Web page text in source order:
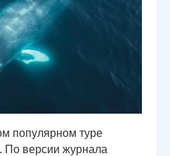
популярном туре
По версии журнала